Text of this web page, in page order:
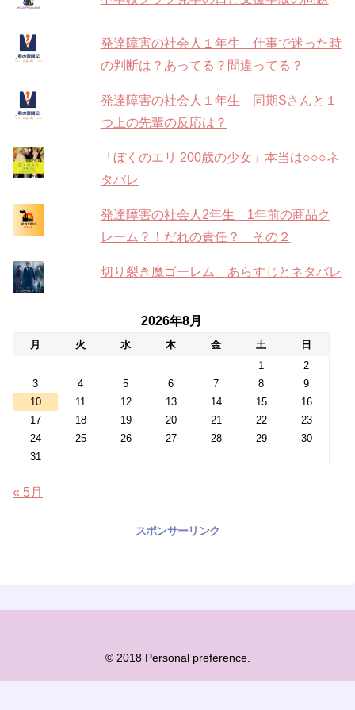
発達障害の社会人１年生 仕事で迷った時
の判断は？あってる？間違ってる？
発達障害の社会人１年生 同期Sさんと１
つ上の先輩の反応は？
「ぼくのエリ 200歳の少女」本当は○○○ネ
タバレ
発達障害の社会人2年生 1年前の商品ク
レーム？！だれの責任？ その２
切り裂き魔ゴーレム あらすじとネタバレ
2026年8月
月 火 水 木 金 土
日
1
2
3
4 5 6 7 8
9
10
11 12 13 14 15
16
17
18 19 20 21 22
23
24
25 26 27 28 29
30
31
« 5月
スポンサーリンク
© 2018 Personal preference.